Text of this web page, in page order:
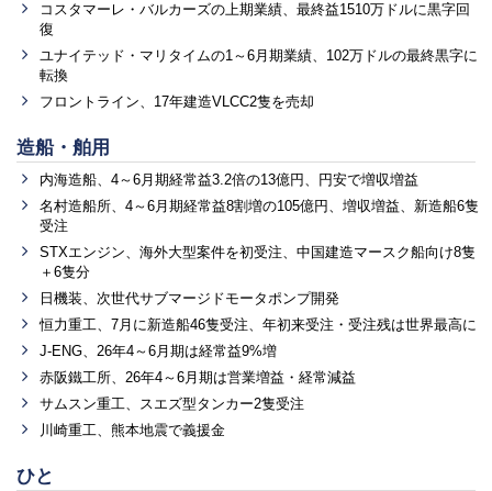
コスタマーレ・バルカーズの上期業績、最終益1510万ドルに黒字回
復
ユナイテッド・マリタイムの1～6月期業績、102万ドルの最終黒字に
転換
フロントライン、17年建造VLCC2隻を売却
造船・舶用
内海造船、4～6月期経常益3.2倍の13億円、円安で増収増益
名村造船所、4～6月期経常益8割増の105億円、増収増益、新造船6隻
受注
STXエンジン、海外大型案件を初受注、中国建造マースク船向け8隻
＋6隻分
日機装、次世代サブマージドモータポンプ開発
恒力重工、7月に新造船46隻受注、年初来受注・受注残は世界最高に
J-ENG、26年4～6月期は経常益9%増
赤阪鐵工所、26年4～6月期は営業増益・経常減益
サムスン重工、スエズ型タンカー2隻受注
川崎重工、熊本地震で義援金
ひと